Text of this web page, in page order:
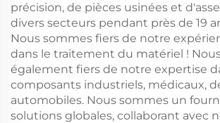
précision, de pièces usinées et
divers secteurs pendant près de 19
Nous sommes fiers de notre
dans le traitement du matériel !
également fiers de notre expertise
composants industriels, médicaux,
automobiles. Nous sommes un
solutions globales, collaborant avec